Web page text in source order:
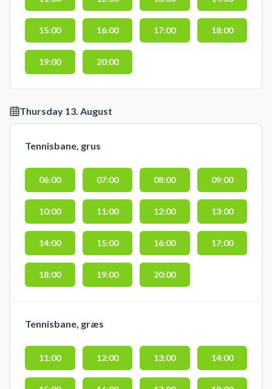
15:00 16:00 17:00 18:00
19:00 20:00
Thursday 13. August
Tennisbane, grus
06:00 07:00 08:00 09:00
10:00 11:00 12:00 13:00
14:00 15:00 16:00 17:00
18:00 19:00 20:00
Tennisbane, græs
11:00 12:00 13:00 14:00